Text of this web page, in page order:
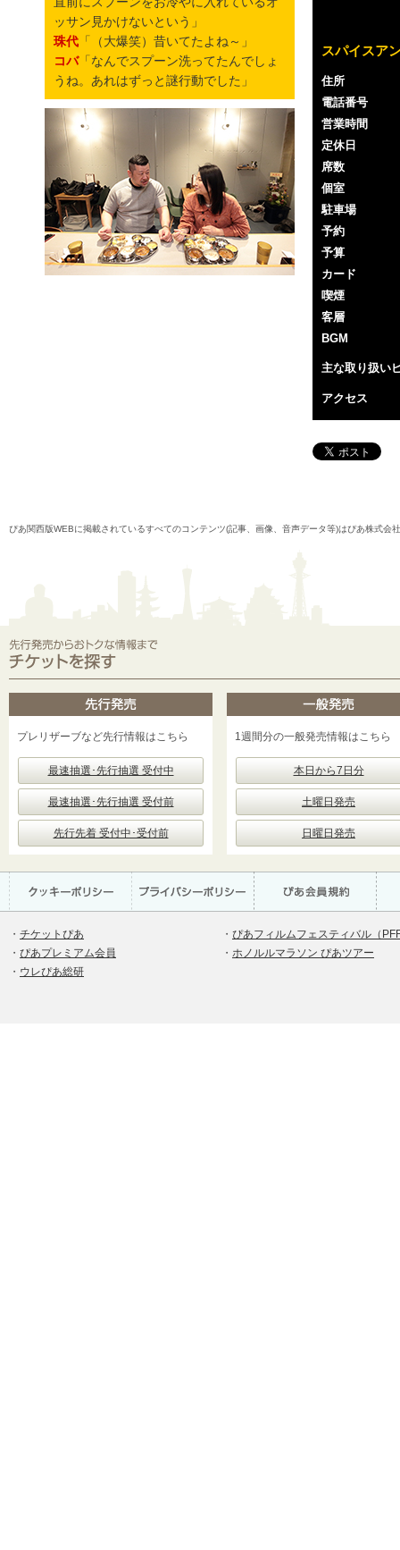
ッサン見かけないという」
珠代 「（大爆笑）昔いてたよね～」
コバ「なんでスプーン洗ってたんでしょ
うね。あれはずっと謎行動でした」
スパイスア
住所
電話番号
営業時間
定休日
席数
個室
駐車場
予約
予算
カード
喫煙
客層
BGM
主な取り扱い
アクセス
ぴあ関西版WEBに掲載されているすべてのコンテンツ(記事、画像、音声データ等)はぴあ株式会
プレリザーブなど先行情報はこちら
最速抽選･先行抽選 受付中
最速抽選･先行抽選 受付前
先行先着 受付中･受付前
1週間分の一般発売情報はこちら
本日から7日分
土曜日発売
日曜日発売
・ チケットぴあ
・ ぴあプレミアム会員
・ ウレぴあ総研
・ ぴあフィルムフェスティバル（
・ ホノルルマラソン ぴあツアー